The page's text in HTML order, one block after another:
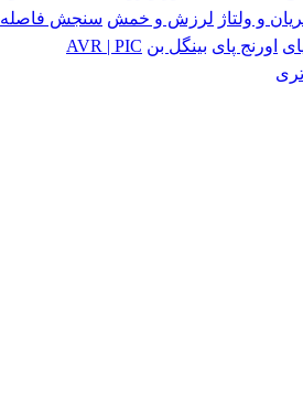
و ولتاژ لرزش و خمش سنجش فاصله
اورنج پای بینگل بن AVR | PIC